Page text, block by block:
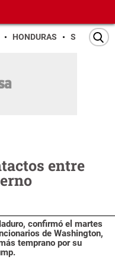
HONDURAS SAN PEDRO
entre
confirmó el martes
de Washington,
temprano por su